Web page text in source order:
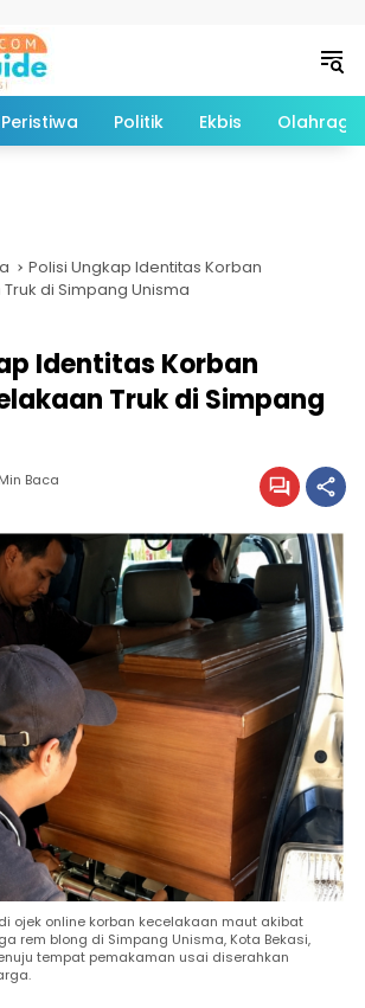
Peristiwa Politik Ekbis Olahraga
Polisi Ungkap Identitas Korban
di Simpang Unisma
Identitas Korban
Truk di Simpang
Baca
ojek online korban kecelakaan maut akibat
rem blong di Simpang Unisma, Kota Bekasi,
tempat pemakaman usai diserahkan